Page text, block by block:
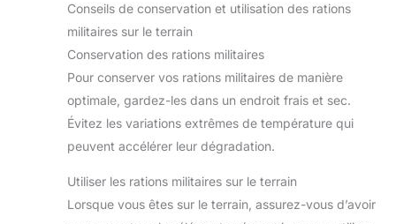
Conseils de conservation et utilisation des rations
militaires sur le terrain
Conservation des rations militaires
Pour conserver vos rations militaires de manière
optimale, gardez-les dans un endroit frais et sec.
Évitez les variations extrêmes de température qui
peuvent accélérer leur dégradation.
Utiliser les rations militaires sur le terrain
Lorsque vous êtes sur le terrain, assurez-vous d’avoir